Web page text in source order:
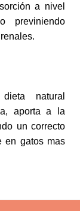
a nivel
previniendo
natural
aporta a la
un correcto
en gatos mas